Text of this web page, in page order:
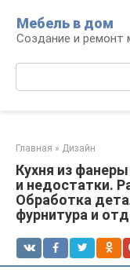
контенту
Мебель в дом
Создание и ремонт
Главная » Дизайн
Кухня из
и недостатки.
Обработка
фурнитура и